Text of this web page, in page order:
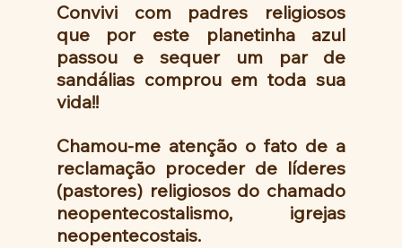
Convivi com padres religiosos
que por este planetinha azul
passou e sequer um par de
sandálias comprou em toda sua
vida!!
Chamou-me atenção o fato de a
reclamação proceder de líderes
(pastores) religiosos do chamado
neopentecostalismo, igrejas
neopentecostais.